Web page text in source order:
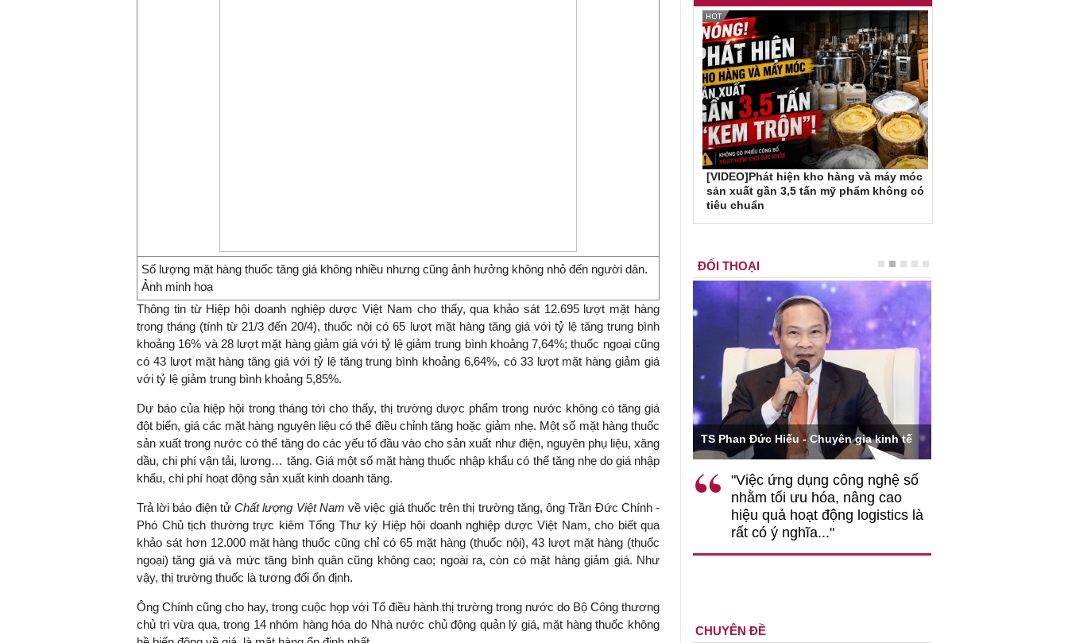
Số lượng mặt hàng thuốc tăng giá không nhiều nhưng cũng ảnh hưởng không nhỏ đến người dân.
Ảnh minh hoạ
Thông tin từ Hiệp hội doanh nghiệp dược Việt Nam cho thấy, qua khảo sát 12.695 lượt mặt hàng
trong tháng (tính từ 21/3 đến 20/4), thuốc nội có 65 lượt mặt hàng tăng giá với tỷ lệ tăng trung bình
khoảng 16% và 28 lượt mặt hàng giảm giá với tỷ lệ giảm trung bình khoảng 7,64%; thuốc ngoại cũng
có 43 lượt mặt hàng tăng giá với tỷ lệ tăng trung bình khoảng 6,64%, có 33 lượt mặt hàng giảm giá
với tỷ lệ giảm trung bình khoảng 5,85%.
Dự báo của hiệp hội trong tháng tới cho thấy, thị trường dược phẩm trong nước không có tăng giá
đột biến, giá các mặt hàng nguyên liệu có thể điều chỉnh tăng hoặc giảm nhẹ. Một số mặt hàng thuốc
sản xuất trong nước có thể tăng do các yếu tố đầu vào cho sản xuất như điện, nguyên phụ liệu, xăng
dầu, chi phí vận tải, lương… tăng. Giá một số mặt hàng thuốc nhập khẩu có thể tăng nhẹ do giá nhập
khẩu, chi phí hoạt động sản xuất kinh doanh tăng.
Trả lời báo điện tửChất lượng Việt Nam về việc giá thuốc trên thị trường tăng, ông Trần Đức Chính -
Phó Chủ tịch thường trực kiêm Tổng Thư ký Hiệp hội doanh nghiệp dược Việt Nam, cho biết qua
khảo sát hơn 12.000 mặt hàng thuốc cũng chỉ có 65 mặt hàng (thuốc nội), 43 lượt mặt hàng (thuốc
ngoại) tăng giá và mức tăng bình quân cũng không cao; ngoài ra, còn có mặt hàng giảm giá. Như
vậy, thị trường thuốc là tương đối ổn định.
Ông Chính cũng cho hay, trong cuộc họp với Tổ điều hành thị trường trong nước do Bộ Công thương
chủ trì vừa qua, trong 14 nhóm hàng hóa do Nhà nước chủ động quản lý giá, mặt hàng thuốc không
[VIDEO]Phát hiện kho hàng và máy móc
sản xuất gần 3,5 tấn mỹ phẩm không có
tiêu chuẩn
ĐỐI THOẠI
TS. Nguyễn Đức Độ - Phó Viện trưởng
Viện Kinh tế Tài chính
"Có rất nhiều việc phải làm
đang được tiến hành như tăng
đầu tư cho khoa học công
nghệ; ban hành các cơ chế
khuyến khích đổi mới sáng tạo,
khởi nghiệp..."
nghĩa hỗ trợ ngắn hạn mà còn
đóng vai trò tạo nền tảng cho
tăng trưởng bền vững dài hạn.
TS Phan Đức Hiếu - Chuyên gia kinh tế
"Việc ứng dụng công nghệ số
nhằm tối ưu hóa, nâng cao
hiệu quả hoạt động logistics là
rất có ý nghĩa..."
CHUYÊN ĐỀ